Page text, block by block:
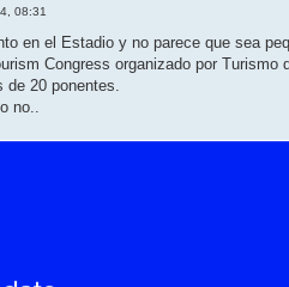
08:31
en el Estadio y no parece que sea
Congress organizado por Turismo
20 ponentes.
no..